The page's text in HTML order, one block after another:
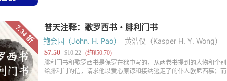
鲍会园（John. H. Pao） 黄浩仪（Kasper H. Y. Wong）